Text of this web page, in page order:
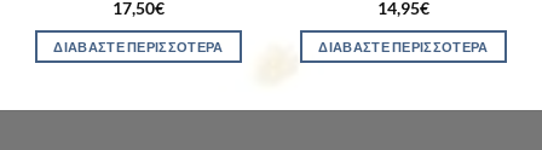
17,50€
ΔΙΑΒΆΣΤΕ ΠΕΡΙΣΣΌΤΕΡΑ
14,95€
ΔΙΑΒΆΣΤΕ ΠΕΡΙΣΣΌΤΕΡΑ